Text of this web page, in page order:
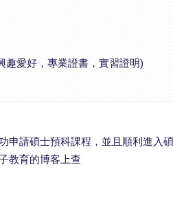
趣愛好，專業證書，實習證明)
申請碩士預科課程，並且順利進入
教育的博客上查